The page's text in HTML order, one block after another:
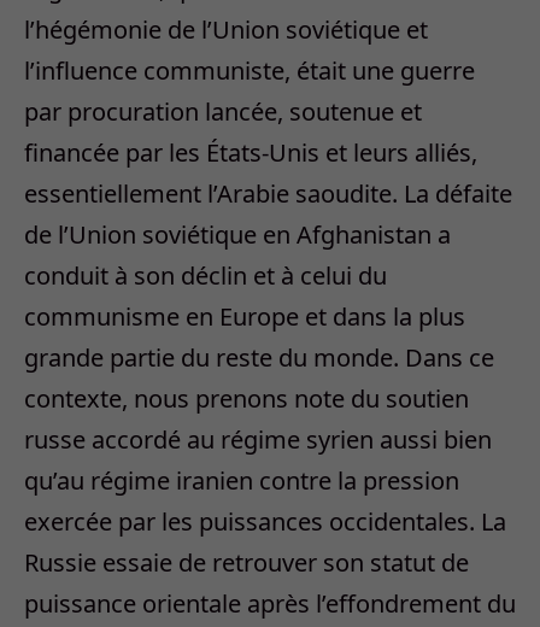
l’hégémonie de l’Union soviétique et
l’influence communiste, était une guerre
par procuration lancée, soutenue et
financée par les États-Unis et leurs alliés,
essentiellement l’Arabie saoudite. La défaite
de l’Union soviétique en Afghanistan a
conduit à son déclin et à celui du
communisme en Europe et dans la plus
grande partie du reste du monde. Dans ce
contexte, nous prenons note du soutien
russe accordé au régime syrien aussi bien
qu’au régime iranien contre la pression
exercée par les puissances occidentales. La
Russie essaie de retrouver son statut de
puissance orientale après l’effondrement du